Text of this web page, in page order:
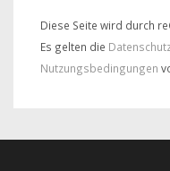
Diese Seite wird durch
Es gelten die
Nutzungsbedingungen